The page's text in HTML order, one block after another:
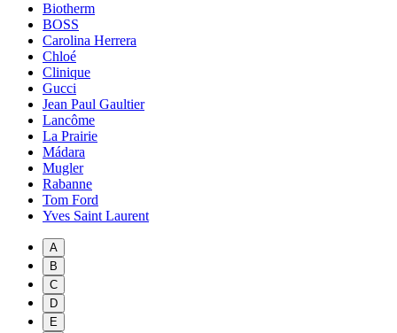
Biotherm
BOSS
Carolina Herrera
Chloé
Clinique
Gucci
Jean Paul Gaultier
Lancôme
La Prairie
Mádara
Mugler
Rabanne
Tom Ford
Yves Saint Laurent
A
B
C
D
E